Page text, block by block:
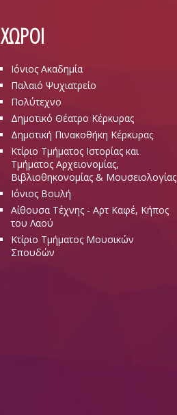
ΧΩΡΟΙ
Ιόνιος Ακαδημία
Παλαιό Ψυχιατρείο
Πολύτεχνο
Δημοτικό Θέατρο Κέρκυρας
Δημοτική Πινακοθήκη Κέρκυρας
Κτίριο Τμήματος Ιστορίας και
Τμήματος Αρχειονομίας,
Βιβλιοθηκονομίας & Μουσειολογίας
Ιόνιος Βουλή
Αίθουσα Τέχνης - Αρτ Καφέ, Κήπος
του Λαού
Κτίριο Τμήματος Μουσικών
Σπουδών